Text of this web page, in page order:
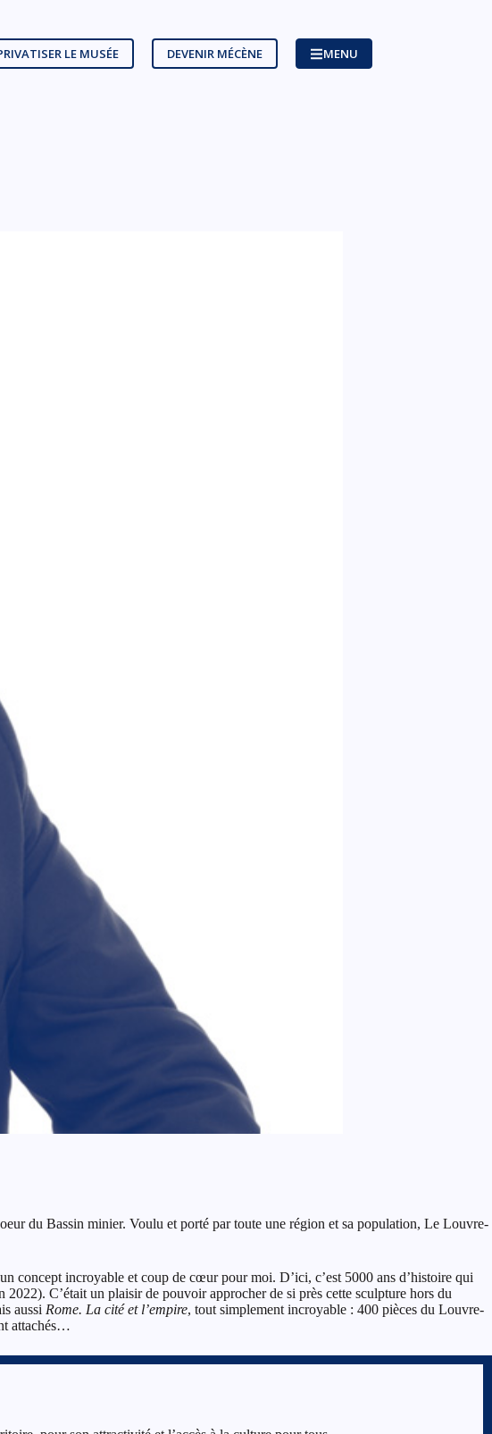
LE MUSÉE DEVENIR MÉCÈNE MENU
du Bassin minier. Voulu et porté par toute une région et sa population, Le Louvre-
concept incroyable et coup de cœur pour moi. D’ici, c’est 5000 ans d’histoire qui
2022). C’était un plaisir de pouvoir approcher de si près cette sculpture hors du
aussi Rome. La cité et l’empire, tout simplement incroyable : 400 pièces du Louvre-
attachés…